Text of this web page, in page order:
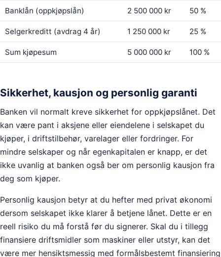
Banklån (oppkjøpslån) 2 500 000 kr 50 %
Selgerkreditt (avdrag 4 år) 1 250 000 kr 25 %
Sum kjøpesum 5 000 000 kr 100 %
Sikkerhet, kausjon og personlig garanti
Banken vil normalt kreve sikkerhet for oppkjøpslånet. Det
kan være pant i aksjene eller eiendelene i selskapet du
kjøper, i driftstilbehør, varelager eller fordringer. For
mindre selskaper og når egenkapitalen er knapp, er det
ikke uvanlig at banken også ber om personlig kausjon fra
deg som kjøper.
Personlig kausjon betyr at du hefter med privat økonomi
dersom selskapet ikke klarer å betjene lånet. Dette er en
reell risiko du må forstå før du signerer. Skal du i tillegg
finansiere driftsmidler som maskiner eller utstyr, kan det
være mer hensiktsmessig med formålsbestemt finansiering